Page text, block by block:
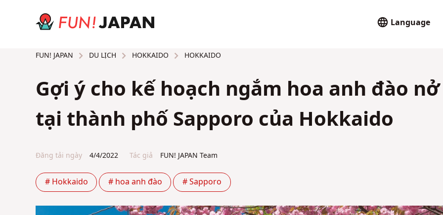
Language
FUN! JAPAN DU LỊCH HOKKAIDO HOKKAIDO
Gợi ý cho kế hoạch ngắm hoa anh đào nở
tại thành phố Sapporo của Hokkaido
Đăng tải ngày 4/4/2022 Tác giả FUN! JAPAN Team
# Hokkaido # hoa anh đào # Sapporo